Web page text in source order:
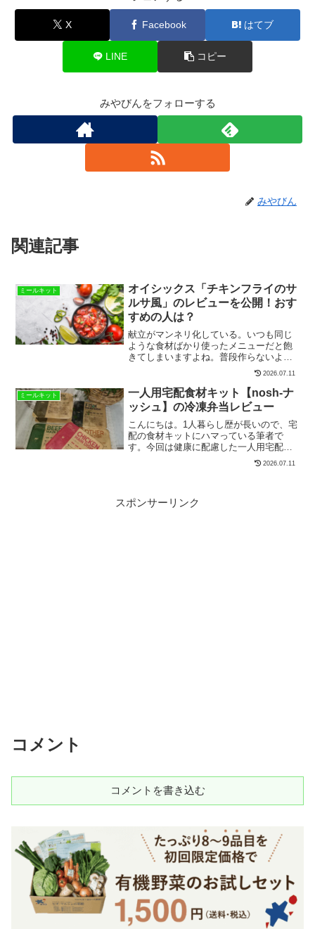
X Facebook はてブ
LINE コピー
みやびんをフォローする
みやびん
関連記事
ミールキット
オイシックス「チキンフライのサ
ルサ風」のレビューを公開！おす
すめの人は？
献立がマンネリ化している。いつも同じ
ような食材ばかり使ったメニューだと飽
きてしまいますよね。普段作らないよう
な1品メニューをサッと作りたいあなたに
オススメなのが、オイシックスのミール
キットです。オイシックスでは、主食だ
け入ったミールキットも...
2026.07.11
ミールキット
一人用宅配食材キット【nosh-ナ
ッシュ】の冷凍弁当レビュー
こんにちは。1人暮らし歴が長いので、宅
配の食材キットにハマっている筆者で
す。今回は健康に配慮した一人用宅配食
材キットとして話題のnosh-ナッシュを試
してみました。健康に良い料理といえば
2026.07.11
スポンサーリンク
コメント
コメントを書き込む